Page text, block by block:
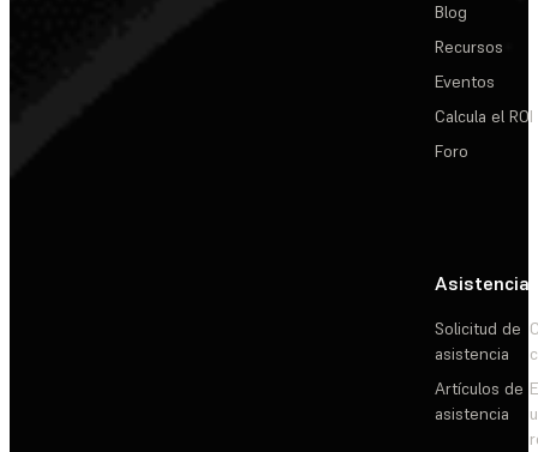
Blog
Recursos
Eventos
Calcula el ROI
Foro
Asistencia
Solicitud de
asistencia
Artículos de
asistencia